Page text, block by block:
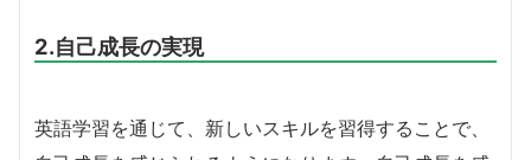
2.自己成長の実現
英語学習を通じて、新しいスキルを習得することで、